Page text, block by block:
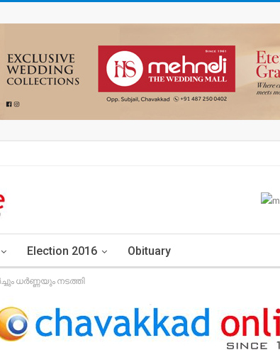
Election 2016 Obituary
ധര്‍ണ്ണയും നടത്തി